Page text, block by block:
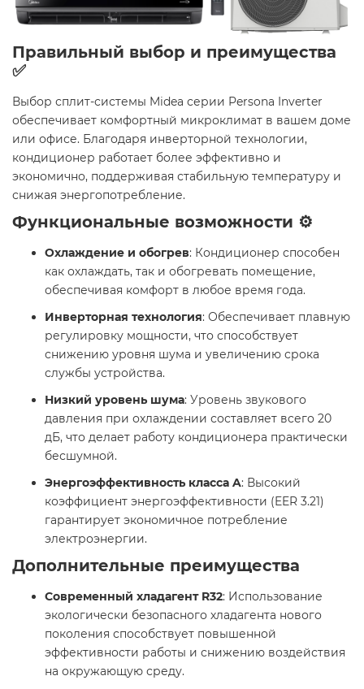
Правильный выбор и преимущества
✅
Выбор сплит-системы Midea серии Persona Inverter
обеспечивает комфортный микроклимат в вашем доме
или офисе. Благодаря инверторной технологии,
кондиционер работает более эффективно и
экономично, поддерживая стабильную температуру и
снижая энергопотребление.​
Функциональные возможности ⚙️
Охлаждение и обогрев: Кондиционер способен
как охлаждать, так и обогревать помещение,
обеспечивая комфорт в любое время года.​
Инверторная технология: Обеспечивает плавную
регулировку мощности, что способствует
снижению уровня шума и увеличению срока
службы устройства.​
Низкий уровень шума: Уровень звукового
давления при охлаждении составляет всего 20
дБ, что делает работу кондиционера практически
бесшумной.​
Энергоэффективность класса A: Высокий
коэффициент энергоэффективности (EER 3.21)
гарантирует экономичное потребление
электроэнергии.​
Дополнительные преимущества
Современный хладагент R32: Использование
экологически безопасного хладагента нового
поколения способствует повышенной
эффективности работы и снижению воздействия
на окружающую среду.​